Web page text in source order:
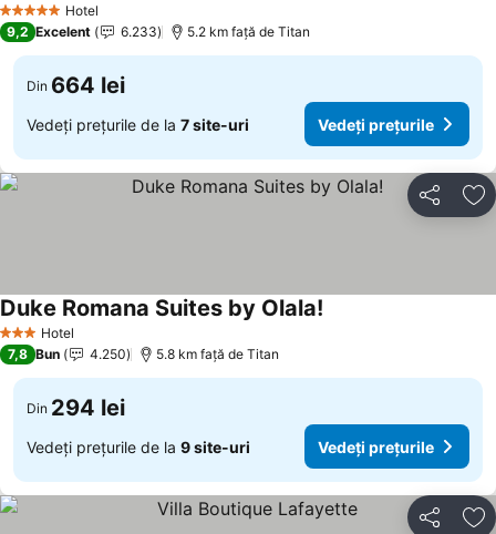
5 Stele Hotel
9,2 Excelent 6.233 5.2 km faţă de Titan
Din 664 lei
Vedeți prețurile de la 7 site-uri Vedeți prețurile
Distribuiți
3 SteleHotel
Duke Romana Suites by Olala!
7,8 Bun 4.250 5.8 km faţă de Titan
Din 294 lei
Vedeți prețurile de la 9 site-uri Vedeți prețurile
Distribuiți